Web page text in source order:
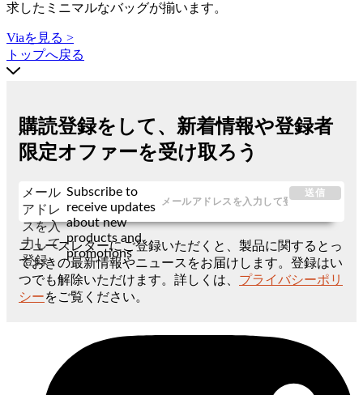
求したミニマルなバッグが揃います。
Viaを見る >
トップへ戻る
購読登録をして、新着情報や登録者
限定オファーを受け取ろう
メール
アドレ
スを入
力して
登録
Subscribe to
receive updates
about new
products and
promotions
送信
ニュースレターにご登録いただくと、製品に関するとっ
ておきの最新情報やニュースをお届けします。登録はい
つでも解除いただけます。詳しくは、 プライバシーポリ
シーをご覧ください。